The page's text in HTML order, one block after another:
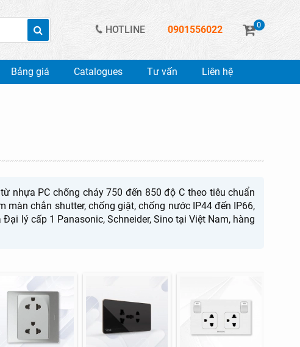
HOTLINE 0901556022 0
Bảng giá Catalogues Tư vấn Liên hệ
nhựa PC chống cháy 750 đến 850 độ C theo tiêu chuẩn
màn chắn shutter, chống giật, chống nước IP44 đến IP66,
lý cấp 1 Panasonic, Schneider, Sino tại Việt Nam, hàng